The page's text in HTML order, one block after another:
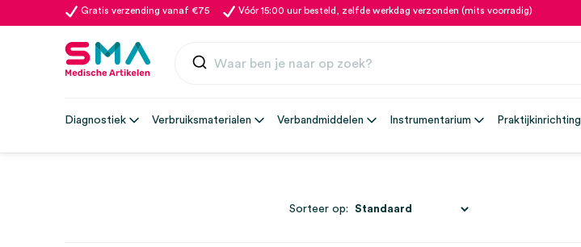
Gratis verzending vanaf €75 Vóór 15:00 uur besteld, zelfde werkdag verzonden (mits voorradig)
Diagnostiek Verbruiksmaterialen Verbandmiddelen Instrumentarium Praktijkinrichting
Sorteer op: